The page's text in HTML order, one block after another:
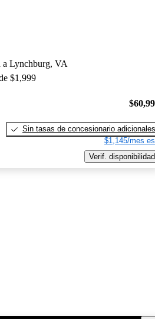
a Lynchburg, VA
$1,999
Sin tasas de concesionario adicionales
$1,145/mes
Verif. disponibilidad